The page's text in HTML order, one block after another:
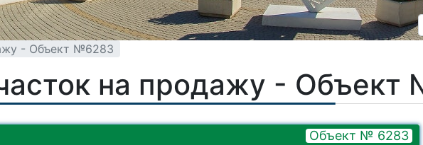
- Объект №6283
на продажу - Объект
Объект № 6283